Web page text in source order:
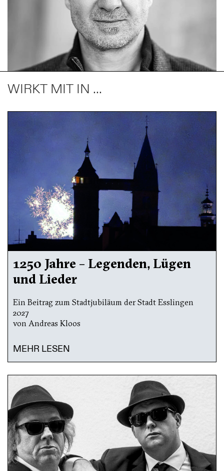
WIRKT MIT IN ...
1250 Jahre – Legenden, Lügen
und Lieder
Ein Beitrag zum Stadtjubiläum der Stadt Esslingen
2027
von Andreas Kloos
MEHR LESEN